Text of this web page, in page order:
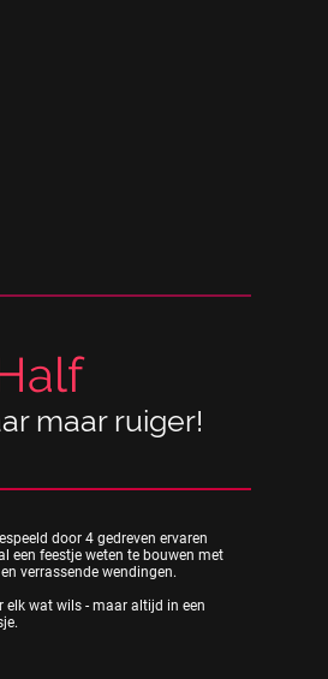
maar ruiger!
door 4 gedreven ervaren
een feestje weten te bouwen met
verrassende wendingen.
elk wat wils - maar altijd in een